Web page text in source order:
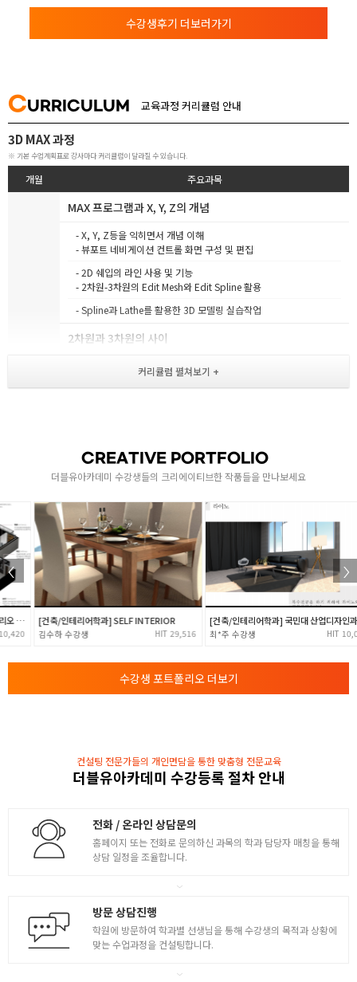
수강생후기 더보러가기
CURRICULUM 교육과정 커리큘럼 안내
3D MAX 과정
※ 기본 수업계획표로 강사마다 커리큘럼이 달라질 수 있습니다.
개월 주요과목
MAX 프로그램과 X, Y, Z의 개념
- X, Y, Z등을 익히면서 개념 이해
- 뷰포트 네비게이션 컨트롤 화면 구성 및 편집
- 2D 쉐입의 라인 사용 및 기능
- 2차원-3차원의 Edit Mesh와 Edit Spline 활용
- Spline과 Lathe를 활용한 3D 모델링 실습작업
2차원과 3차원의 사이
[ Extrude와 Shell ]
- 2차원에서 3차원으로 생성시키는 방법 학습
모델링 + UVW MAP
- 3D 모델링을 부드럽게 만드는 기능
- 컴파운트 오브젝트 개념 파악
- Proboolen 활용 실습
- 맵핑 적용 및 UVW MAP 적용하기
카메라 설치 및 렌더링 실습
- 카메라 설치와 연출 이해 및 학습
LIGHTING [ 조명 ]
- 장식조명 및 오브젝트 조명 설명
모델링 + V-RAY
- MAX에서 V-Ray의 활용법 및 개념 이해
- V-Ray Materials 재질 실습 작업
- 주거공간 모델링 작업 기초
모델링 심화 작업 및 마무리
- 주거공간 모델링 심화 작업
( 객체 배치 / Shape Modeling )
- 주거공간 최종 작업 ( 카메라와 재질 기입 )
CREATIVE PORTFOLIO
더블유아카데미 수강생들의 크리에이티브한 작품들을 만나보세요
[건축/인테리어학과] SELF INTERIOR
김수하 29,516
[건축/인테리어학과] 국민대 산업디자인과 전과 포트폴리오준비
최*주 10,041
수강생 포트폴리오 더보기
컨설팅 전문가들의 개인면담을 통한 맞춤형 전문교육
더블유아카데미 수강등록 절차 안내
전화 / 온라인 상담문의
홈페이지 또는 전화로 문의하신 과목의 학과 담당자 매칭을 통해
상담 일정을 조율합니다.
방문 상담진행
학원에 방문하여 학과별 선생님을 통해 수강생의 목적과 상황에
맞는 수업과정을 컨설팅합니다.